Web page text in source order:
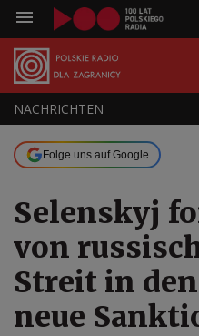
NACHRICHTEN
Folge uns auf Google
Selenskyj
von
Streit in
neue